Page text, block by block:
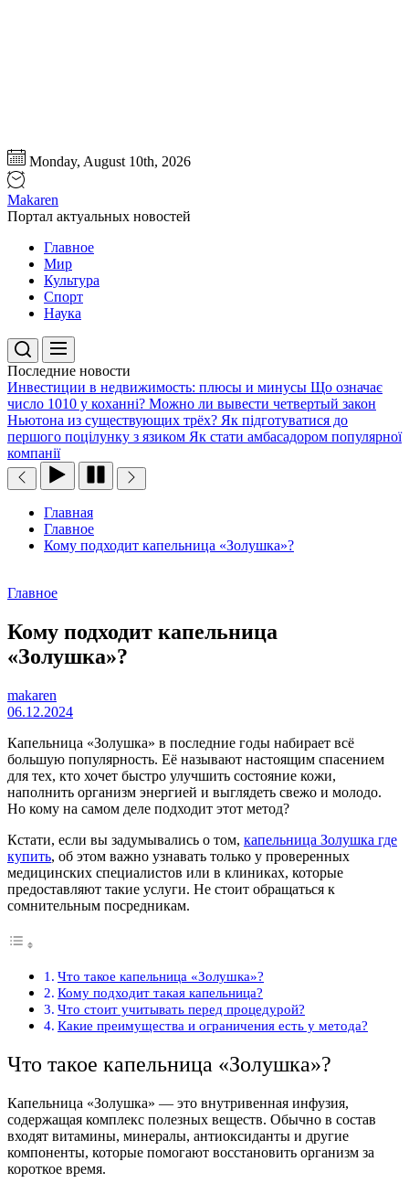
Перейти
к
содержимому
Monday, August 10th, 2026
Makaren
Портал актуальных новостей
Главное
Мир
Культура
Спорт
Наука
Последние новости
Инвестиции в недвижимость: плюсы и минусы Що означає
число 1010 у коханні? Можно ли вывести четвертый закон
Ньютона из существующих трёх? Як підготуватися до
першого поцілунку з язиком Як стати амбасадором популярної
компанії
Главная
Главное
Кому подходит капельница «Золушка»?
Главное
Кому подходит капельница
«Золушка»?
makaren
06.12.2024
Капельница «Золушка» в последние годы набирает всё
большую популярность. Её называют настоящим спасением
для тех, кто хочет быстро улучшить состояние кожи,
наполнить организм энергией и выглядеть свежо и молодо.
Но кому на самом деле подходит этот метод?
Кстати, если вы задумывались о том, капельница Золушка где
купить, об этом важно узнавать только у проверенных
медицинских специалистов или в клиниках, которые
предоставляют такие услуги. Не стоит обращаться к
сомнительным посредникам.
Что такое капельница «Золушка»?
Кому подходит такая капельница?
Что стоит учитывать перед процедурой?
Какие преимущества и ограничения есть у метода?
Что такое капельница «Золушка»?
Капельница «Золушка» — это внутривенная инфузия,
содержащая комплекс полезных веществ. Обычно в состав
входят витамины, минералы, антиоксиданты и другие
компоненты, которые помогают восстановить организм за
короткое время.